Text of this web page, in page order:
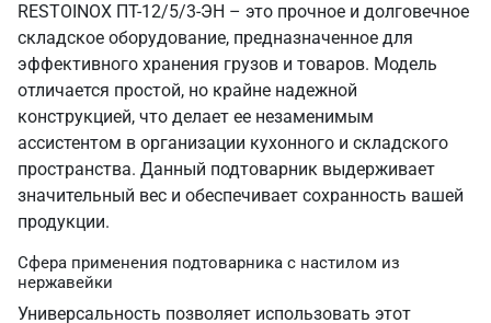
RESTOINOX ПТ-12/5/3-ЭН – это прочное и долговечное
складское оборудование, предназначенное для
эффективного хранения грузов и товаров. Модель
отличается простой, но крайне надежной
конструкцией, что делает ее незаменимым
ассистентом в организации кухонного и складского
пространства. Данный подтоварник выдерживает
значительный вес и обеспечивает сохранность вашей
продукции.
Сфера применения подтоварника с настилом из
нержавейки
Универсальность позволяет использовать этот